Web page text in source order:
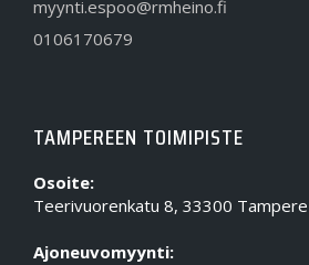
myynti.espoo@rmheino.fi
0106170679
TAMPEREEN TOIMIPISTE
Osoite:
Teerivuorenkatu 8, 33300 Tampere
Ajoneuvomyynti: